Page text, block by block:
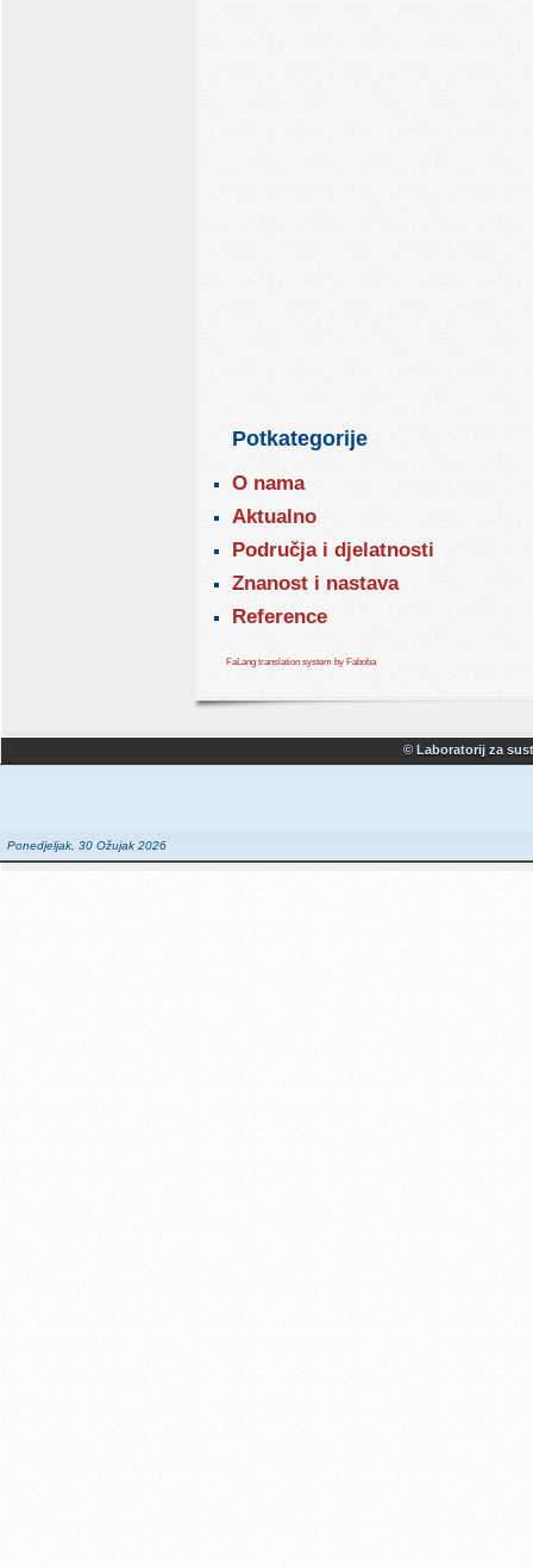
Potkategorije
O nama
Aktualno
Područja i djelatnosti
Znanost i nastava
Reference
FaLang translation system by Faboba
© Laboratorij za
Ponedjeljak, 30 Ožujak 2026